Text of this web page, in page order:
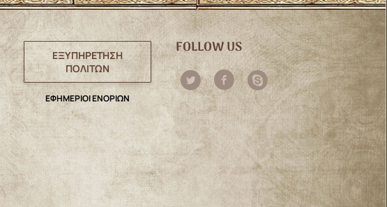
ΕΞΥΠΗΡΕΤΗΣΗ
ΠΟΛΙΤΩΝ
ΕΦΗΜΕΡΙΟΙ ΕΝΟΡΙΩΝ
FOLLOW US